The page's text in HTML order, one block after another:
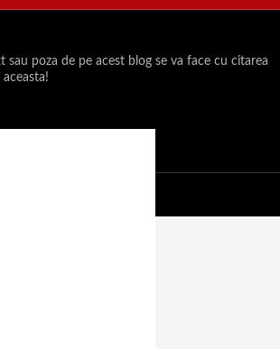
sau poza de pe acest blog se va face cu citarea